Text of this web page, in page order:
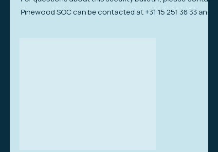
Pinewood SOC can be contacted at +31 15 251 36 33 and